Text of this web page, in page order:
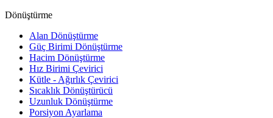
Dönüştürme
Alan Dönüştürme
Güç Birimi Dönüştürme
Hacim Dönüştürme
Hız Birimi Çevirici
Kütle - Ağırlık Çevirici
Sıcaklık Dönüştürücü
Uzunluk Dönüştürme
Porsiyon Ayarlama